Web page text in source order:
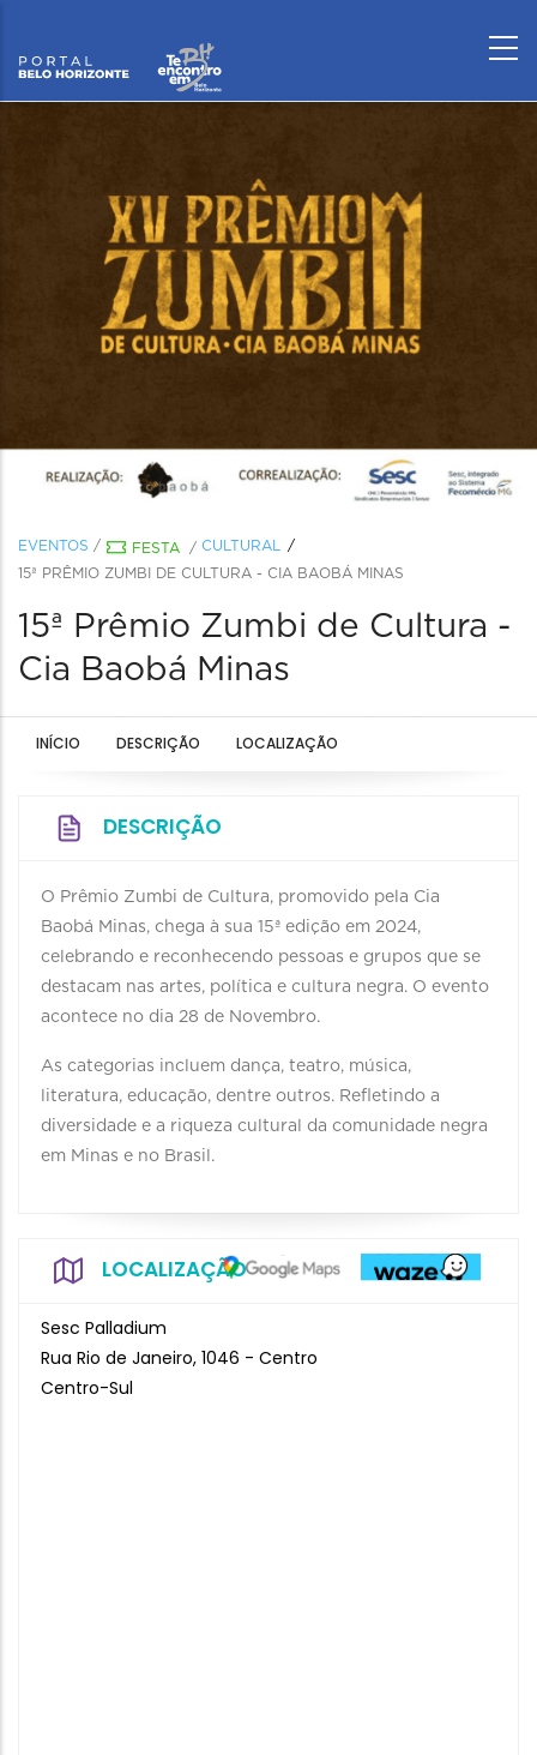
EVENTOS / FESTA / CULTURAL
15ª PRÊMIO ZUMBI DE CULTURA - CIA BAOBÁ MINAS
15ª Prêmio Zumbi de Cultura -
Cia Baobá Minas
INÍCIO DESCRIÇÃO LOCALIZAÇÃO
DESCRIÇÃO
O Prêmio Zumbi de Cultura, promovido pela Cia
Baobá Minas, chega à sua 15ª edição em 2024,
celebrando e reconhecendo pessoas e grupos que se
destacam nas artes, política e cultura negra. O evento
acontece no dia 28 de Novembro.
As categorias incluem dança, teatro, música,
literatura, educação, dentre outros. Refletindo a
diversidade e a riqueza cultural da comunidade negra
em Minas e no Brasil.
LOCALIZAÇÃO
Sesc Palladium
Rua Rio de Janeiro, 1046 - Centro
Centro-Sul